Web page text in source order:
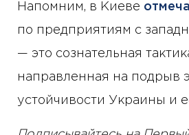
Напомним, в Киеве
по предприятиям с
— это сознательная
направленная на подрыв
устойчивости Украины и